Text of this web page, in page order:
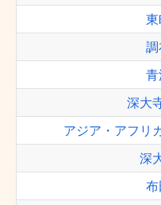
東
調
深大
アジア・アフリ
深
布